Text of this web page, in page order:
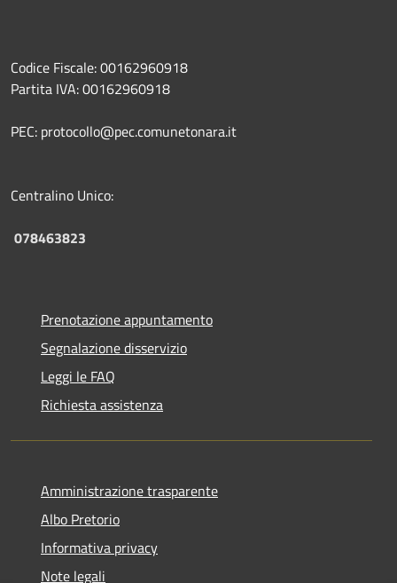
Codice Fiscale: 00162960918
Partita IVA: 00162960918
PEC: protocollo@pec.comunetonara.it
Centralino Unico:
078463823
Prenotazione appuntamento
Segnalazione disservizio
Leggi le FAQ
Richiesta assistenza
Amministrazione trasparente
Albo Pretorio
Informativa privacy
Note legali